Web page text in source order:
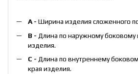
А - Ширина изделия сложенного
B - Длина по наружному боковому
изделия.
С - Длина по внутреннему
края изделия.